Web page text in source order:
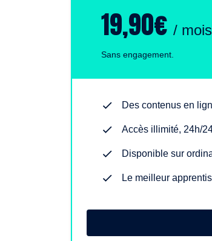
19,90€/ mois
Sans engagement.
Des contenus en
Accès illimité, 24h/
Disponible sur
Le meilleur